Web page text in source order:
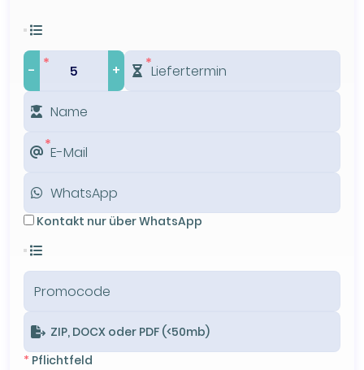
- +
Kontakt nur über WhatsApp
ZIP, DOCX oder PDF (<50mb)
* Pflichtfeld